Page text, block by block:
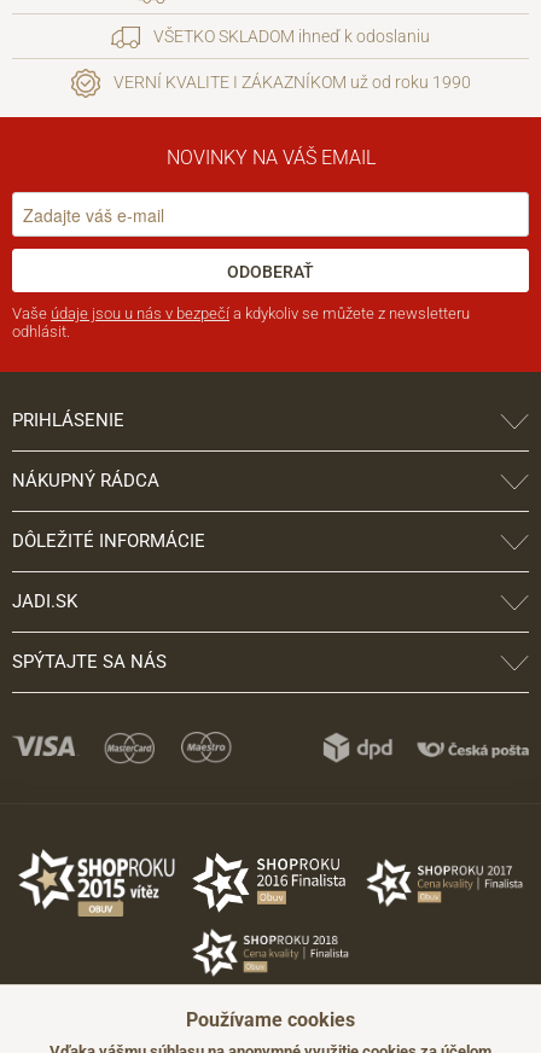
VŠETKO SKLADOM ihneď k odoslaniu
VERNÍ KVALITE I ZÁKAZNÍKOM už od roku 1990
NOVINKY NA VÁŠ EMAIL
ODOBERAŤ
Vaše údaje jsou u nás v bezpečí a kdykoliv se můžete z newsletteru
odhlásit.
PRIHLÁSENIE
NÁKUPNÝ RÁDCA
DÔLEŽITÉ INFORMÁCIE
JADI.SK
SPÝTAJTE SA NÁS
Používame cookies